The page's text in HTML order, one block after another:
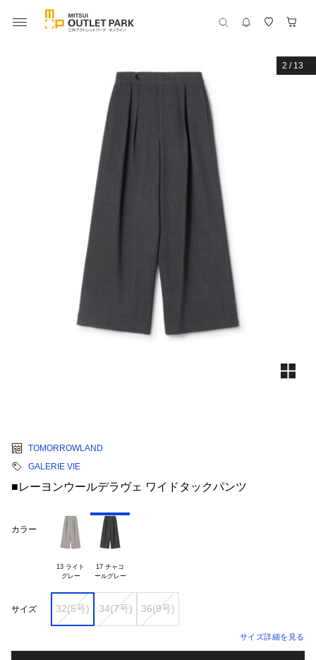
2 / 13
TOMORROWLAND
GALERIE VIE
■レーヨンウールデラヴェ ワイドタックパンツ
カラー
13 ライト
グレー
17 チャコ
ールグレー
サイズ 32(5号) 34(7号) 36(9号)
サイズ詳細を見る